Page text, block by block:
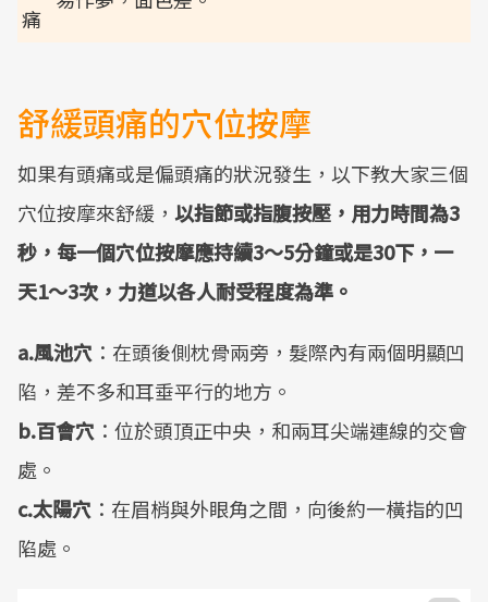
痛
舒緩頭痛的穴位按摩
如果有頭痛或是偏頭痛的狀況發生，以下教大家三個
穴位按摩來舒緩， 以指節或指腹按壓，用力時間為3
秒，每一個穴位按摩應持續3～5分鐘或是30下，一
天1～3次，力道以各人耐受程度為準。
a.風池穴 ：在頭後側枕骨兩旁，髮際內有兩個明顯凹
陷，差不多和耳垂平行的地方。
b.百會穴 ：位於頭頂正中央，和兩耳尖端連線的交會
處。
c.太陽穴 ：在眉梢與外眼角之間，向後約一橫指的凹
陷處。